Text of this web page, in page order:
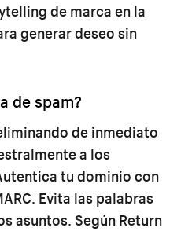
de marca en la
generar deseo sin
de spam?
de inmediato
a los
tu dominio con
Evita las palabras
asuntos. Según Return